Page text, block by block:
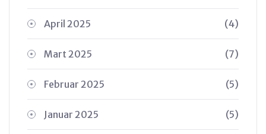
April 2025 (4)
Mart 2025 (7)
Februar 2025 (5)
Januar 2025 (5)